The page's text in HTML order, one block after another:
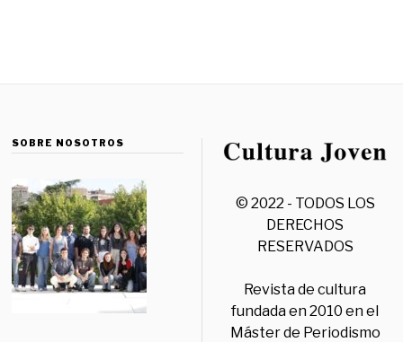
SOBRE NOSOTROS
© 2022 - TODOS LOS
DERECHOS
RESERVADOS
Revista de cultura
fundada en 2010 en el
Máster de Periodismo